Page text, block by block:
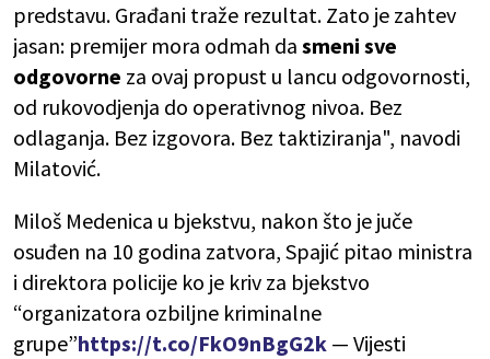
predstavu. Građani traže rezultat. Zato je zahtev
jasan: premijer mora odmah da smeni sve
odgovorne za ovaj propust u lancu odgovornosti,
od rukovodjenja do operativnog nivoa. Bez
odlaganja. Bez izgovora. Bez taktiziranja", navodi
Milatović.
Miloš Medenica u bjekstvu, nakon što je juče
osuđen na 10 godina zatvora, Spajić pitao ministra
i direktora policije ko je kriv za bjekstvo
“organizatora ozbiljne kriminalne
grupe”https://t.co/FkO9nBgG2k — Vijesti